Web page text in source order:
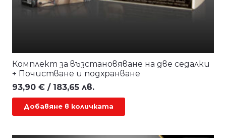
Комплект за възстановяване на две седалки
+ Почистване и подхранване
93,90 € / 183,65 лв.
Добавяне в количката